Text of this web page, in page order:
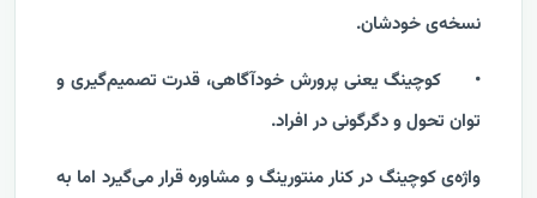
نسخه‌ی خودشان.
•
کوچینگ یعنی پرورش خودآگاهی، قدرت تصمیم‌گیری و
توان تحول و دگرگونی در افراد.
واژه‌ی کوچینگ در کنار منتورینگ و مشاوره قرار می‌گیرد اما به